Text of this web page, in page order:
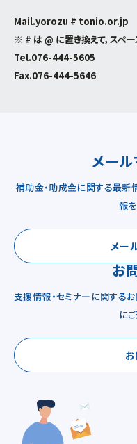
Mail.yorozu # tonio.or.jp
※ # は @ に置き換えて，スペ
Tel.076-444-5605
Fax.076-444-5646
メー
補助金・助成金に関する最新
報
メー
お
支援情報・セミナーに関する
に